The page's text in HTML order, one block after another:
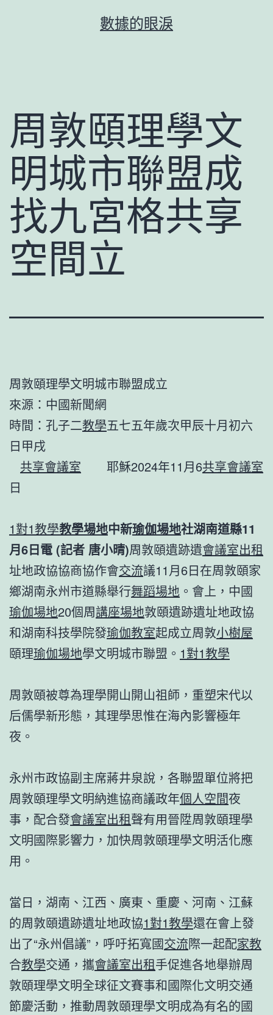
數據的眼淚
周敦頤理學文
明城市聯盟成
找九宮格共享
空間立
周敦頤理學文明城市聯盟成立
來源：中國新聞網
時間：孔子二教學五七五年歲次甲辰十月初六
日甲戌
共享會議室 耶穌2024年11月6共享會議室
日
1對1教學教學場地中新瑜伽場地社湖南道縣11
月6日電 (記者 唐小晴)周敦頤遺跡遺會議室出租
址地政協協商協作會交流議11月6日在周敦頤家
鄉湖南永州市道縣舉行舞蹈場地 。會上，中國
瑜伽場地20個周講座場地敦頤遺跡遺址地政協
和湖南科技學院發瑜伽教室起成立周敦小樹屋
頤理瑜伽場地學文明城市聯盟。 1對1教學
周敦頤被尊為理學開山開山祖師，重塑宋代以
后儒學新形態，其理學思惟在海內影響極年
夜。
永州市政協副主席蔣井泉說，各聯盟單位將把
周敦頤理學文明納進協商議政年個人空間夜
事，配合發會議室出租聲有用晉陞周敦頤理學
文明國際影響力，加快周敦頤理學文明活化應
用。
當日，湖南、江西、廣東、重慶、河南、江蘇
的周敦頤遺跡遺址地政協1對1教學還在會上發
出了“永州倡議”，呼吁拓寬國交流際一起配家教
合教學交通，攜會議室出租手促進各地舉辦周
敦頤理學文明全球征文賽事和國際化文明交通
節慶活動，推動周敦頤理學文明成為有名的國